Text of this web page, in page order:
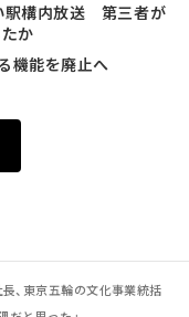
駅構内放送 第三者が
か
機能を廃止へ
、東京五輪の文化事業統括